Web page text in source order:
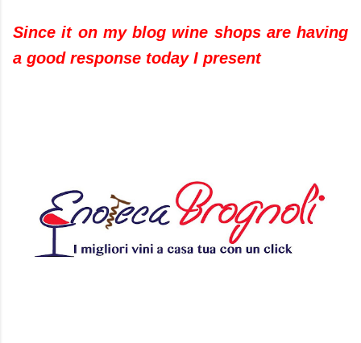
Since it on my blog wine shops are having
a good response today I present